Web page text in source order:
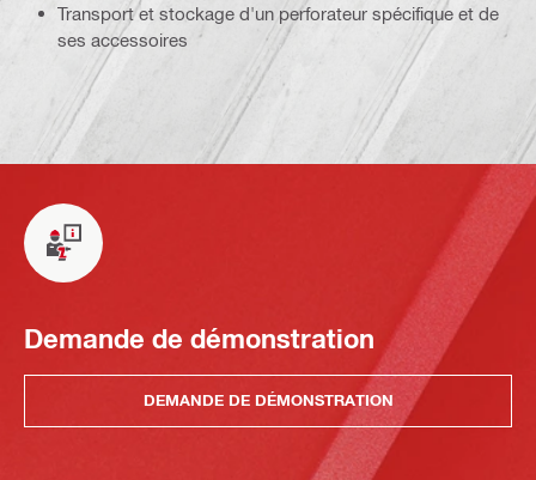
Transport et stockage d'un perforateur spécifique et de
ses accessoires
Demande de démonstration
DEMANDE DE DÉMONSTRATION